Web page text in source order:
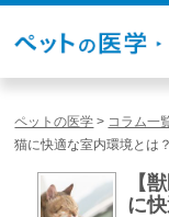
ペットの医学 > コラム一
猫に快適な室内環境とは？
【
に